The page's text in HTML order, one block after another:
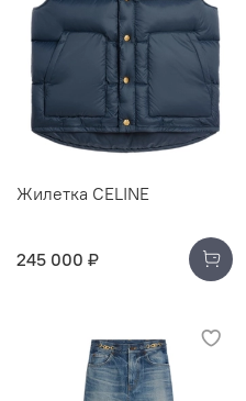
Жилетка CELINE
245 000 ₽